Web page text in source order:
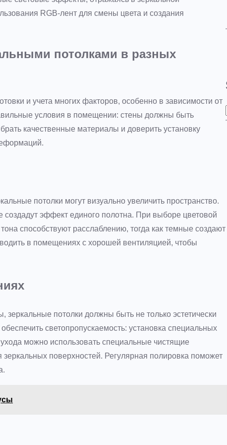
RGB-лент для смены цвета и создания
потолками в разных
и учета многих факторов, особенно в зависимости от
условия в помещении: стены должны быть
качественные материалы и доверить установку
потолки могут визуально увеличить пространство.
эффект единого полотна. При выборе цветовой
способствуют расслаблению, тогда как темные создают
в помещениях с хорошей вентиляцией, чтобы
потолки должны быть не только эстетически
светопропускаемость: установка специальных
можно использовать специальные чистящие
поверхностей. Регулярная полировка поможет